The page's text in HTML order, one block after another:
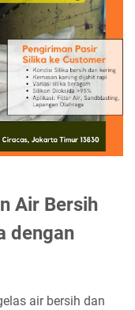
Air Bersih
dengan
air bersih dan